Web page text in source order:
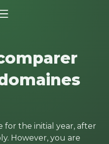
for the initial year, after
However, you are